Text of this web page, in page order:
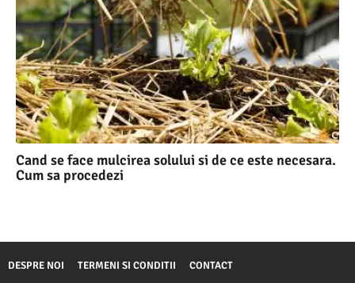
Cand se face mulcirea solului si de ce este necesara.
Cum sa procedezi
DESPRE NOI TERMENI SI CONDITII CONTACT